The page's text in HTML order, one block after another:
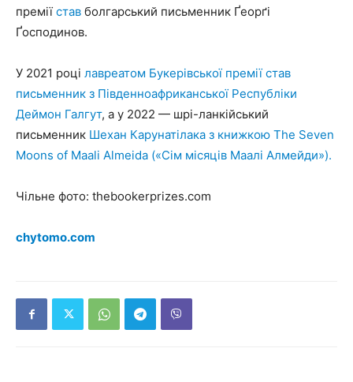
премії став болгарський письменник Ґеорґі
Ґосподинов.
У 2021 році лавреатом Букерівської премії став
письменник з Південноафриканської Республіки
Деймон Галгут, а у 2022 — шрі-ланкійський
письменник Шехан Карунатілака з книжкою The Seven
Moons of Maali Almeida («Сім місяців Маалі Алмейди»).
Чільне фото: thebookerprizes.com
chytomo.com